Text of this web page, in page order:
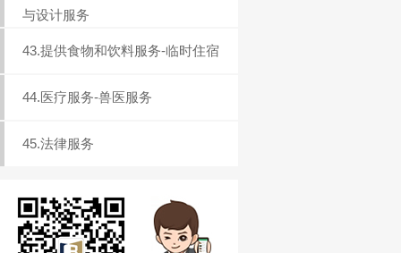
与设计服务
43.提供食物和饮料服务-临时住宿
44.医疗服务-兽医服务
45.法律服务